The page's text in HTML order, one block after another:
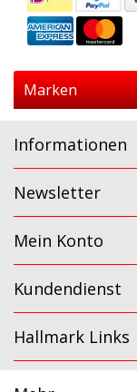
Marken
Informationen
Newsletter
Mein Konto
Kundendienst
Hallmark Links